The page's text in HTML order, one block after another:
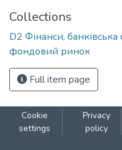
Collections
D2 Фінанси, банківська
фондовий ринок
Full item page
Cookie
settings
Privacy
policy